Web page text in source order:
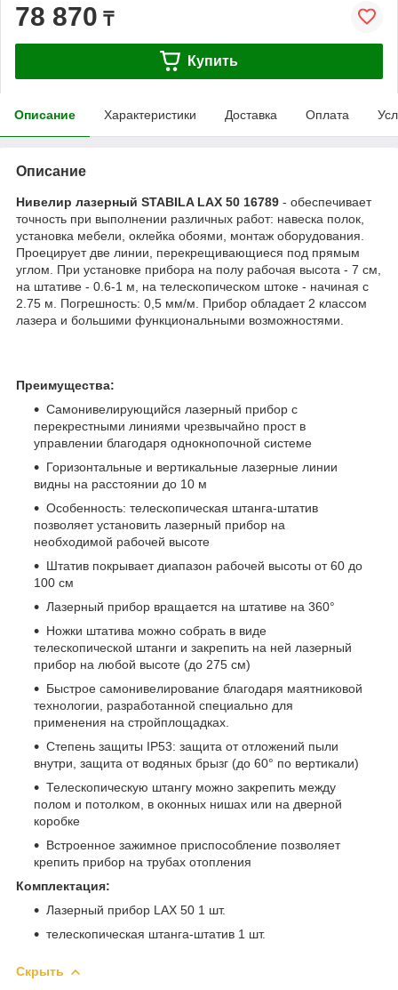
78 870 ₸
Купить
Описание Характеристики Доставка Оплата
Описание
Нивелир лазерный STABILA LAX 50 16789 - обеспечивает
точность при выполнении различных работ: навеска полок,
установка мебели, оклейка обоями, монтаж оборудования.
Проецирует две линии, перекрещивающиеся под прямым
углом. При установке прибора на полу рабочая высота - 7 см,
на штативе - 0.6-1 м, на телескопическом штоке - начиная с
2.75 м. Погрешность: 0,5 мм/м. Прибор обладает 2 классом
лазера и большими функциональными возможностями.
Преимущества:
Самонивелирующийся лазерный прибор с
перекрестными линиями чрезвычайно прост в
управлении благодаря однокнопочной системе
Горизонтальные и вертикальные лазерные линии
видны на расстоянии до 10 м
Особенность: телескопическая штанга-штатив
позволяет установить лазерный прибор на
необходимой рабочей высоте
Штатив покрывает диапазон рабочей высоты от 60 до
100 см
Лазерный прибор вращается на штативе на 360°
Ножки штатива можно собрать в виде
телескопической штанги и закрепить на ней лазерный
прибор на любой высоте (до 275 см)
Быстрое самонивелирование благодаря маятниковой
технологии, разработанной специально для
применения на стройплощадках.
Степень защиты IP53: защита от отложений пыли
внутри, защита от водяных брызг (до 60° по вертикали)
Телескопическую штангу можно закрепить между
полом и потолком, в оконных нишах или на дверной
коробке
Встроенное зажимное приспособление позволяет
крепить прибор на трубах отопления
Комплектация:
Лазерный прибор LAX 50 1 шт.
телескопическая штанга-штатив 1 шт.
Скрыть